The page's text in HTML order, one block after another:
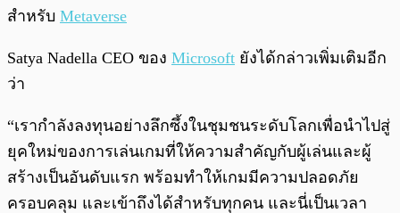
สำหรับ Metaverse
Satya Nadella CEO ของ Microsoft ยังได้กล่าวเพิ่มเติมอีก
ว่า
“เรากำลังลงทุนอย่างลึกซึ้งในชุมชนระดับโลกเพื่อนำไปสู่
ยุคใหม่ของการเล่นเกมที่ให้ความสำคัญกับผู้เล่นและผู้
สร้างเป็นอันดับแรก พร้อมทำให้เกมมีความปลอดภัย
ครอบคลุม และเข้าถึงได้สำหรับทุกคน และนี่เป็นเวลา